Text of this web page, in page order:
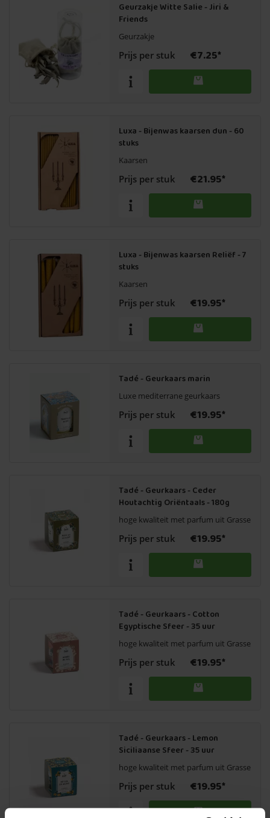
Geurzakje Witte Salie - Jiri &
Friends
Geurzakje
Prijs per stuk €7.25*
Luxa - Bijenwas kaarsen dun - 60
stuks
Kaarsen
Prijs per stuk €21.95*
Luxa - Bijenwas kaarsen Reliëf - 7
stuks
Kaarsen
Prijs per stuk €19.95*
Tadé - Geurkaars marin
Luxe mediterrane geurkaars
Prijs per stuk €19.95*
Tadé - Geurkaars - Ceder
Houtachtig Oriëntaals - 180g
hoge kwaliteit met parfum uit Grasse
Prijs per stuk €19.95*
Tadé - Geurkaars - Cotton
Egyptische Sfeer - 35 uur
hoge kwaliteit met parfum uit Grasse
Prijs per stuk €19.95*
Tadé - Geurkaars - Lemon
Siciliaanse Sfeer - 35 uur
hoge kwaliteit met parfum uit Grasse
Prijs per stuk €19.95*